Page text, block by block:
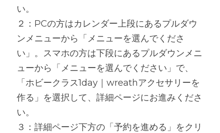
い。
２：PCの方はカレンダー上段にあるプルダウ
ンメニューから「メニューを選んでくださ
い」。スマホの方は下段にあるプルダウンメニ
ューから「メニューを選んでください」で、
「ホビークラス1day｜wreathアクセサリーを
作る」を選択して、詳細ページにお進みくださ
い。
３：詳細ページ下方の「予約を進める」をクリ